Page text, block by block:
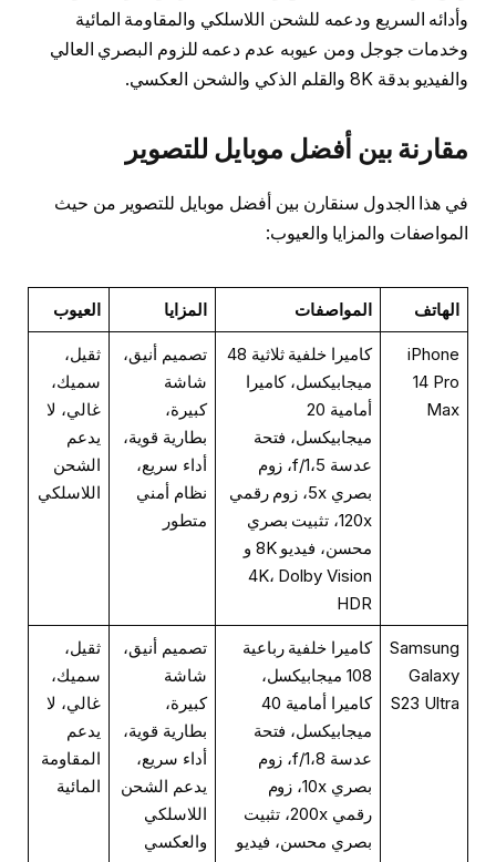
وأدائه السريع ودعمه للشحن اللاسلكي والمقاومة المائية
وخدمات جوجل ومن عيوبه عدم دعمه للزوم البصري العالي
والفيديو بدقة 8K والقلم الذكي والشحن العكسي.
مقارنة بين أفضل موبايل للتصوير
في هذا الجدول سنقارن بين أفضل موبايل للتصوير من حيث
المواصفات والمزايا والعيوب:
الهاتف المواصفات المزايا العيوب
iPhone
14 Pro
Max
كاميرا خلفية ثلاثية 48
ميجابيكسل، كاميرا
أمامية 20
ميجابيكسل، فتحة
عدسة f/1،5، زوم
بصري 5x، زوم رقمي
120x، تثبيت بصري
محسن، فيديو 8K و
4K، Dolby Vision
HDR
تصميم أنيق،
شاشة
كبيرة،
بطارية قوية،
أداء سريع،
نظام أمني
متطور
ثقيل،
سميك،
غالي، لا
يدعم
الشحن
اللاسلكي
Samsung
Galaxy
S23 Ultra
كاميرا خلفية رباعية
108 ميجابيكسل،
كاميرا أمامية 40
ميجابيكسل، فتحة
عدسة f/1،8، زوم
بصري 10x، زوم
رقمي 200x، تثبيت
بصري محسن، فيديو
تصميم أنيق،
شاشة
كبيرة،
بطارية قوية،
أداء سريع،
يدعم الشحن
اللاسلكي
والعكسي
ثقيل،
سميك،
غالي، لا
يدعم
المقاومة
المائية